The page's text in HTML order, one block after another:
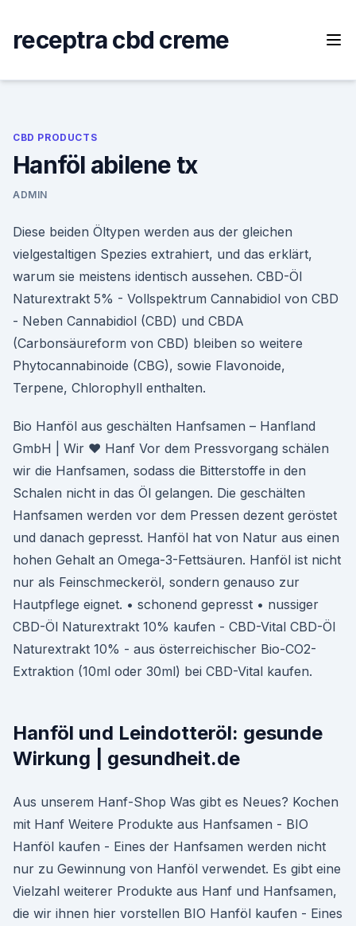
content
receptra cbd creme
CBD PRODUCTS
Hanföl abilene tx
ADMIN
Diese beiden Öltypen werden aus der gleichen
vielgestaltigen Spezies extrahiert, und das erklärt,
warum sie meistens identisch aussehen. CBD-Öl
Naturextrakt 5% - Vollspektrum Cannabidiol von CBD
- Neben Cannabidiol (CBD) und CBDA
(Carbonsäureform von CBD) bleiben so weitere
Phytocannabinoide (CBG), sowie Flavonoide,
Terpene, Chlorophyll enthalten.
Bio Hanföl aus geschälten Hanfsamen – Hanfland
GmbH | Wir ♥ Hanf Vor dem Pressvorgang schälen
wir die Hanfsamen, sodass die Bitterstoffe in den
Schalen nicht in das Öl gelangen. Die geschälten
Hanfsamen werden vor dem Pressen dezent geröstet
und danach gepresst. Hanföl hat von Natur aus einen
hohen Gehalt an Omega-3-Fettsäuren. Hanföl ist nicht
nur als Feinschmeckeröl, sondern genauso zur
Hautpflege eignet. • schonend gepresst • nussiger
CBD-Öl Naturextrakt 10% kaufen - CBD-Vital CBD-Öl
Naturextrakt 10% - aus österreichischer Bio-CO2-
Extraktion (10ml oder 30ml) bei CBD-Vital kaufen.
Hanföl und Leindotteröl: gesunde
Wirkung | gesundheit.de
Aus unserem Hanf-Shop Was gibt es Neues? Kochen
mit Hanf Weitere Produkte aus Hanfsamen - BIO
Hanföl kaufen - Eines der Hanfsamen werden nicht
nur zu Gewinnung von Hanföl verwendet. Es gibt eine
Vielzahl weiterer Produkte aus Hanf und Hanfsamen,
die wir ihnen hier vorstellen BIO Hanföl kaufen - Eines